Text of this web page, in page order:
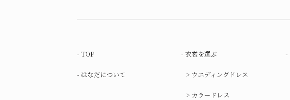
TOP
はなだについて
衣裳を選ぶ
ウエディングドレス
カラードレス